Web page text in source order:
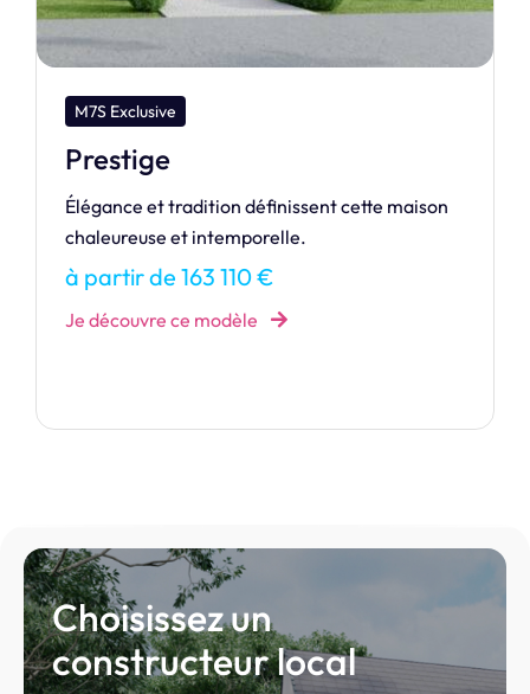
M7S Exclusive
Sublime
Véritable modèle intemporel, SUBLIME n’en
demeure pas moins moderne !
à partir de 167 188 €
Je découvre ce modèle
Choisissez un
constructeur local